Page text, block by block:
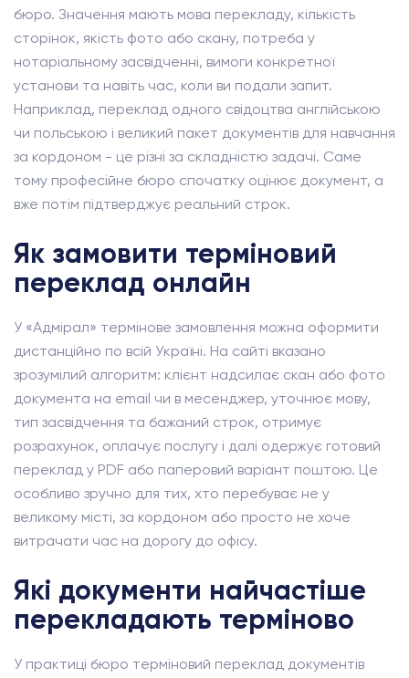
бюро. Значення мають мова перекладу, кількість
сторінок, якість фото або скану, потреба у
нотаріальному засвідченні, вимоги конкретної
установи та навіть час, коли ви подали запит.
Наприклад, переклад одного свідоцтва англійською
чи польською і великий пакет документів для навчання
за кордоном - це різні за складністю задачі. Саме
тому професійне бюро спочатку оцінює документ, а
вже потім підтверджує реальний строк.
Як замовити терміновий
переклад онлайн
У «Адмірал» термінове замовлення можна оформити
дистанційно по всій Україні. На сайті вказано
зрозумілий алгоритм: клієнт надсилає скан або фото
документа на email чи в месенджер, уточнює мову,
тип засвідчення та бажаний строк, отримує
розрахунок, оплачує послугу і далі одержує готовий
переклад у PDF або паперовий варіант поштою. Це
особливо зручно для тих, хто перебуває не у
великому місті, за кордоном або просто не хоче
витрачати час на дорогу до офісу.
Які документи найчастіше
перекладають терміново
У практиці бюро терміновий переклад документів